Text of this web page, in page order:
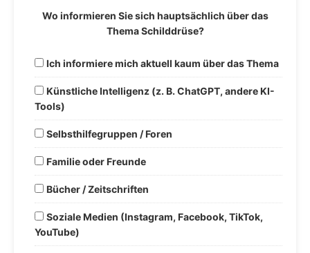
Wo informieren Sie sich hauptsächlich über das
Thema Schilddrüse?
Ich informiere mich aktuell kaum über das Thema
Künstliche Intelligenz (z. B. ChatGPT, andere KI-
Tools)
Selbsthilfegruppen / Foren
Familie oder Freunde
Bücher / Zeitschriften
Soziale Medien (Instagram, Facebook, TikTok,
YouTube)